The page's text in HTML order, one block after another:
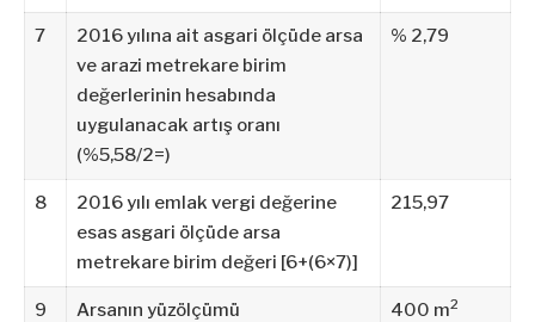
7
2016 yılına ait asgari ölçüde arsa
ve arazi metrekare birim
değerlerinin hesabında
uygulanacak artış oranı
(%5,58/2=)
% 2,79
8
2016 yılı emlak vergi değerine
esas asgari ölçüde arsa
metrekare birim değeri [6+(6×7)]
215,97
9 Arsanın yüzölçümü 400 m2